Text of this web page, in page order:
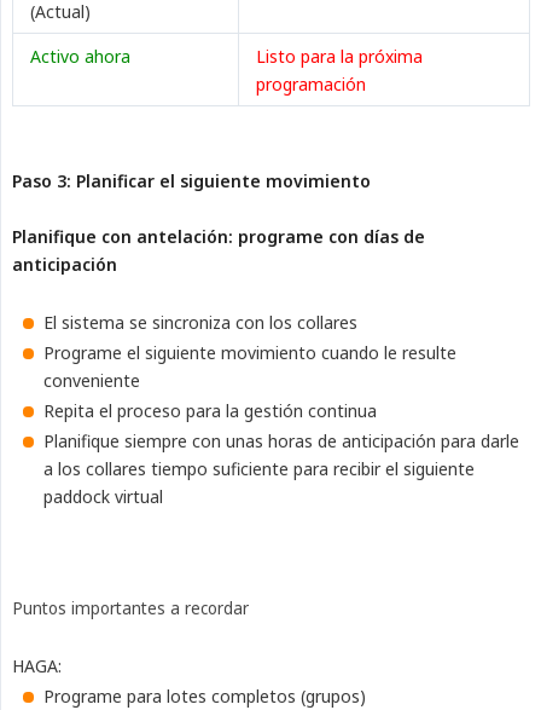
(Actual)
Activo ahora
Listo para la próxima
programación
Paso 3: Planificar el siguiente movimiento
Planifique con antelación: programe con días de
anticipación
El sistema se sincroniza con los collares
Programe el siguiente movimiento cuando le resulte
conveniente
Repita el proceso para la gestión continua
Planifique siempre con unas horas de anticipación para darle
a los collares tiempo suficiente para recibir el siguiente
paddock virtual
Puntos importantes a recordar
HAGA:
Programe para lotes completos (grupos)